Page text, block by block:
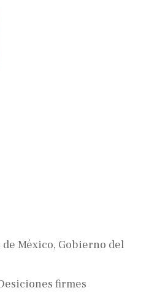
de México, Gobierno del
firmes